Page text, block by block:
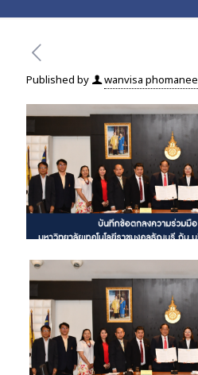
Published by wanvisa phomanee